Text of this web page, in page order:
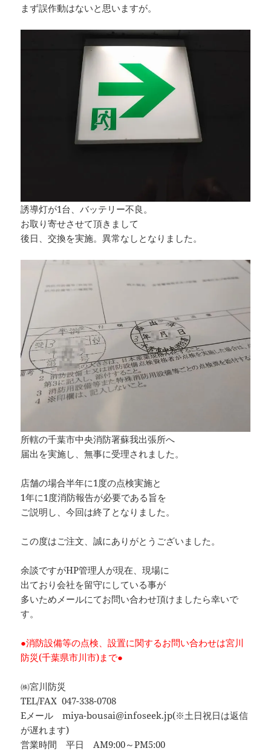
まず誤作動はないと思いますが。
誘導灯が1台、バッテリー不良。
お取り寄せさせて頂きまして
後日、交換を実施。異常なしとなりました。
所轄の千葉市中央消防署蘇我出張所へ
届出を実施し、無事に受理されました。
店舗の場合半年に1度の点検実施と
1年に1度消防報告が必要である旨を
ご説明し、今回は終了となりました。
この度はご注文、誠にありがとうございました。
余談ですがHP管理人が現在、現場に
出ており会社を留守にしている事が
多いためメールにてお問い合わせ頂けましたら幸いで
す。
●消防設備等の点検、設置に関するお問い合わせは宮川
防災(千葉県市川市)まで●
㈱宮川防災
TEL/FAX 047-338-0708
Eメール miya-bousai@infoseek.jp(※土日祝日は返信
が遅れます)
営業時間 平日 AM9:00～PM5:00